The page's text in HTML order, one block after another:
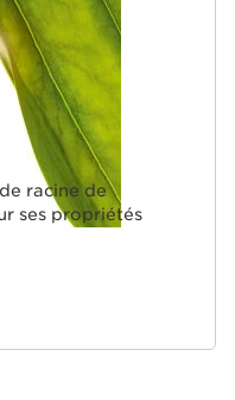
racine de
ses propriétés